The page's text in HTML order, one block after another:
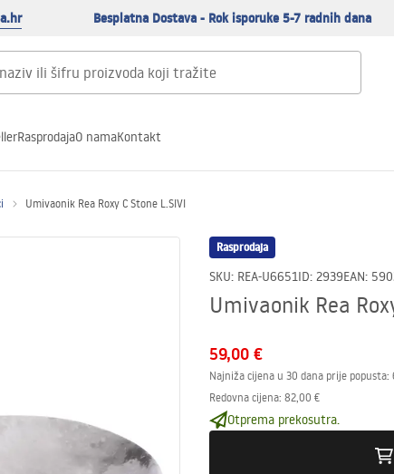
Besplatna Dostava - Rok isporuke 5-7 radnih dana
RasprodajaO namaKontakt
Umivaonik Rea Roxy C Stone L.SIVI
Rasprodaja
SKU: REA-U6651ID: 2939EAN:
Umivaonik Rea
59,00 €
Najniža cijena u 30 dana prije popusta:
Redovna cijena: 82,00 €
Otprema prekosutra.